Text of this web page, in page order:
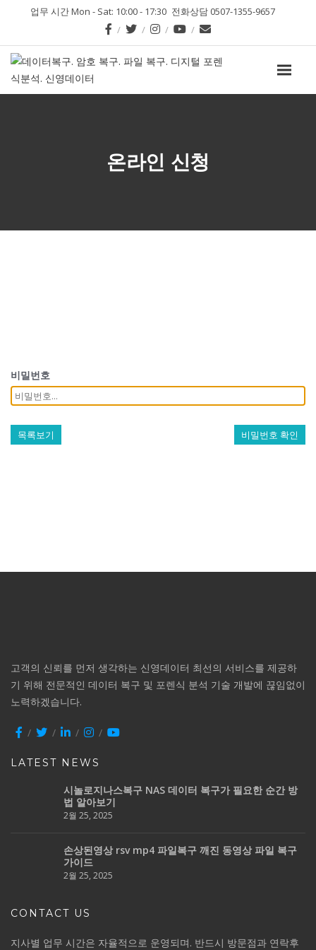
업무 시간 Mon - Sat: 10:00 - 17:30 전화상담 0507-1355-9657
온라인 신청
비밀번호
목록보기 비밀번호 확인
고객의 신뢰를 먼저 생각하는 신영데이터 최선의 서비스를 제공하
기 위해 전문적인 데이터 복구 및 포렌식 분석 기술 개발에 끊임없이
노력하겠습니다.
LATEST NEWS
시놀로지나스복구 NAS 데이터 복구가 필요한 순간 방
법 알아보기
2월 25, 2025
손상된영상 rsv mp4 파일복구 깨진 동영상 파일 복구
가이드
2월 25, 2025
CONTACT US
지사별 업무 시간은 자율적으로 운영되며. 반드시 방문점과 연락후